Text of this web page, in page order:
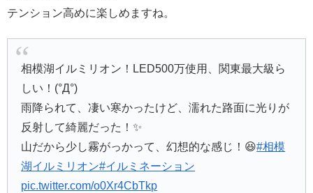
テンション高めに楽しめますね。
相模湖イルミリオン！LED500万使用、関東最大級ら
しい！(°Д°)
雨降られて、凄い寒かったけど、濡れた路面に光りが
反射して綺麗だった！✨
山だから少し霧がっかって、幻想的な感じ！😆#相模
湖イルミリオン#イルミネーション
pic.twitter.com/o0Xr4CbTkp